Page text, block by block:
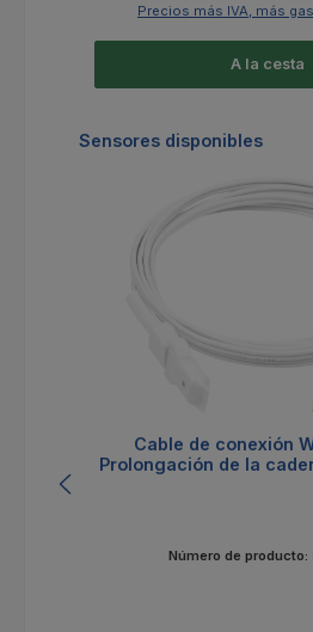
Precios más IVA, más
A la cesta
Omitir la galería de productos
Sensores disponibles
Cable de conexión
Prolongación de la
Número de producto: